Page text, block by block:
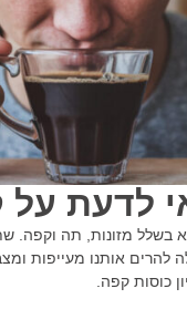
לדעת על
בשלל מזונות, תה וקפה.
להרים אותנו מעייפות